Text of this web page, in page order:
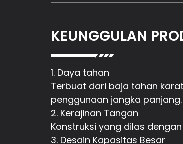
KEUNGGULAN
1. Daya tahan
Terbuat dari baja tahan
penggunaan jangka panjang.
2. Kerajinan Tangan
Konstruksi yang dilas
3. Desain Kapasitas Besar